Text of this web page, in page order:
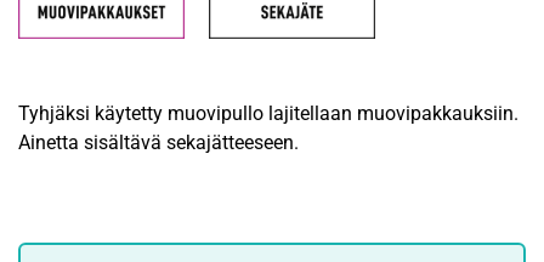
Tyhjäksi käytetty muovipullo lajitellaan muovipakkauksiin.
Ainetta sisältävä sekajätteeseen.